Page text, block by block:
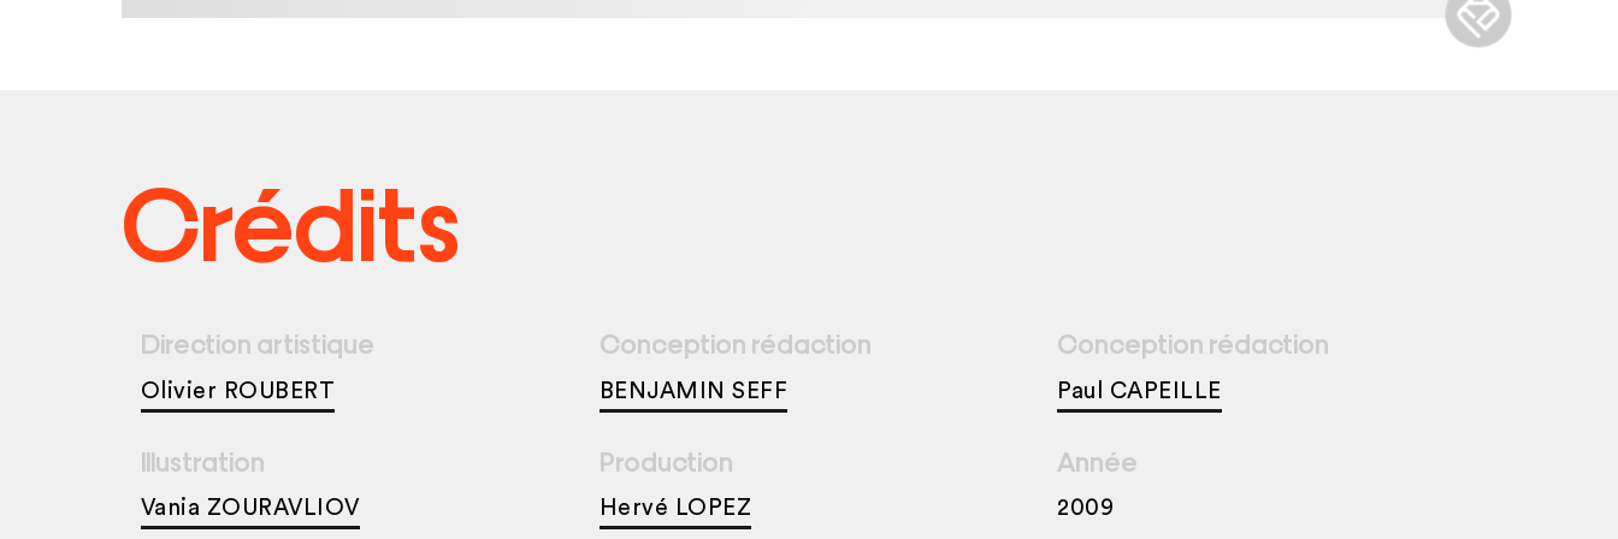
Crédits
Direction artistique
Olivier ROUBERT
Conception rédaction
BENJAMIN SEFF
Conception rédaction
Paul CAPEILLE
Illustration
Vania ZOURAVLIOV
Production
Hervé LOPEZ
Année
2009